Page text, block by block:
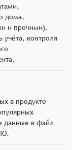
дома,
и прочими).
учёта, контроля
в продукте
данные в файл